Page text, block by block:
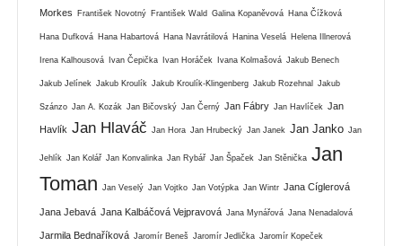
Morkes František Novotný František Wald Galina Kopaněvová Hana Čížková
Hana Dufková Hana Habartová Hana Navrátilová Hanina Veselá Helena Illnerová
Irena Kalhousová Ivan Čepička Ivan Horáček Ivana Kolmašová Jakub Benech
Jakub Jelínek Jakub Kroulík Jakub Kroulík-Klingenberg Jakub Rozehnal Jakub
Szánzo Jan A. Kozák Jan Bičovský Jan Černý Jan Fábry Jan Havlíček Jan
Havlík Jan Hlaváč Jan Hora Jan Hrubecký Jan Janek Jan Janko Jan
Jehlík Jan Kolář Jan Konvalinka Jan Rybář Jan Špaček Jan Stěnička Jan
Toman
Jan Veselý Jan Vojtko Jan Votýpka Jan Wintr Jana Cíglerová
Jana Jebavá Jana Kalbáčová Vejpravová Jana Mynářová Jana Nenadalová
Jarmila Bednaříková Jaromír Beneš Jaromír Jedlička Jaromír Kopeček